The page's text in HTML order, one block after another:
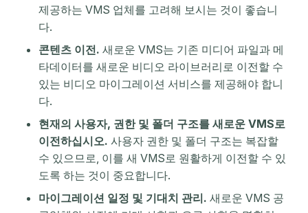
제공하는 VMS 업체를 고려해 보시는 것이 좋습니
다.
콘텐츠 이전. 새로운 VMS는 기존 미디어 파일과 메
타데이터를 새로운 비디오 라이브러리로 이전할 수
있는 비디오 마이그레이션 서비스를 제공해야 합니
다.
현재의 사용자, 권한 및 폴더 구조를 새로운 VMS로
이전하십시오. 사용자 권한 및 폴더 구조는 복잡할
수 있으므로, 이를 새 VMS로 원활하게 이전할 수 있
도록 하는 것이 중요합니다.
마이그레이션 일정 및 기대치 관리. 새로운 VMS 공